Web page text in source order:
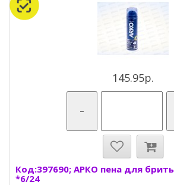
145.95р.
-
Код:397690; АРКО пена для
*6/24